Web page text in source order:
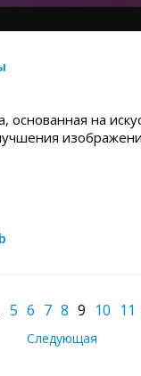
основанная на
5 6 7 8 9 10 11
Следующая